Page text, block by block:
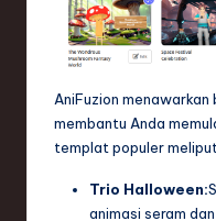
AniFuzion
membantu Anda
templat populer
Trio Halloween:
animasi seram